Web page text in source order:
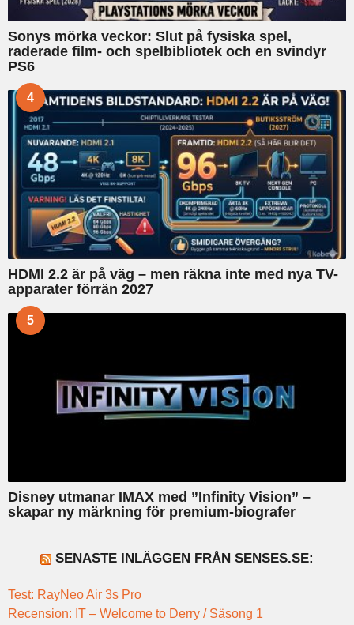
Sonys mörka veckor: Slut på fysiska spel,
raderade film- och spelbibliotek och en svindyr
PS6
4
HDMI 2.2 är på väg – men räkna inte med nya TV-
apparater förrän 2027
5
Disney utmanar IMAX med ”Infinity Vision” –
skapar ny märkning för premium-biografer
SENASTE INLÄGGEN FRÅN SENSES.SE:
Test: RayNeo Air 3s Pro
Recension: IT – Welcome to Derry / Säsong 1